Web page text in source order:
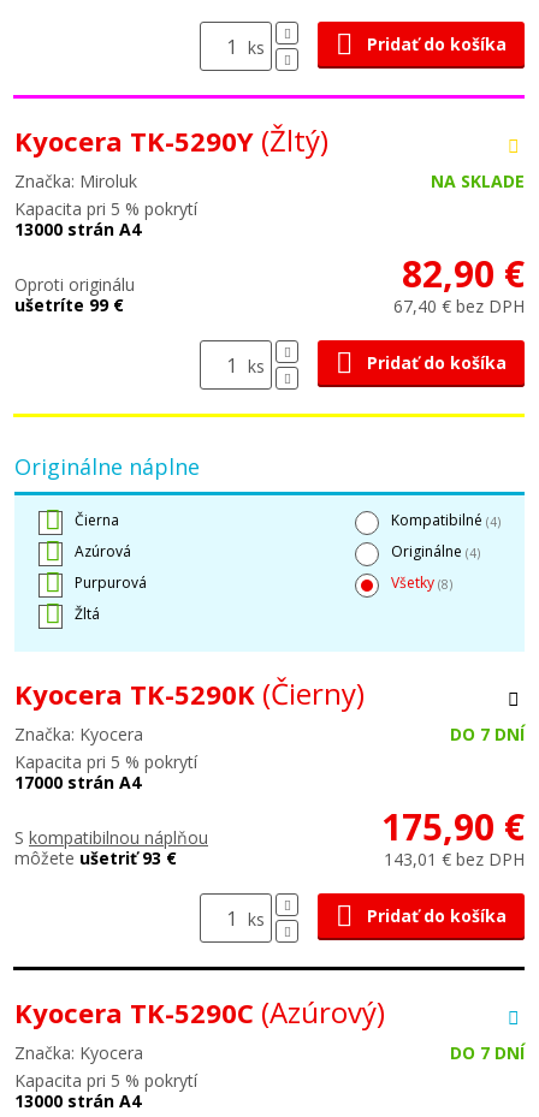
ks Pridať do košíka
Kyocera TK-5290Y (Žltý)
Značka: Miroluk
NA SKLADE
Kapacita pri 5 % pokrytí
13000 strán A4
Oproti originálu
ušetríte 99 €
82,90 €
67,40 € bez DPH
ks Pridať do košíka
Originálne náplne
Čierna
Azúrová
Purpurová
Žltá
Kompatibilné (4)
Originálne (4)
Všetky (8)
Kyocera TK-5290K (Čierny)
Značka: Kyocera
DO 7 DNÍ
Kapacita pri 5 % pokrytí
17000 strán A4
S kompatibilnou náplňou
môžete ušetriť 93 €
175,90 €
143,01 € bez DPH
ks Pridať do košíka
Kyocera TK-5290C (Azúrový)
Značka: Kyocera
DO 7 DNÍ
Kapacita pri 5 % pokrytí
13000 strán A4